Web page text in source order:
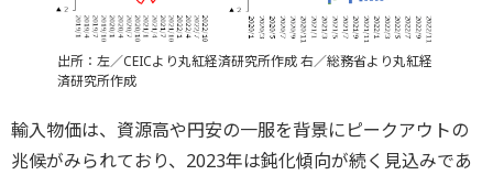
出所：左／CEICより丸紅経済研究所作成 右／総務省より丸紅経
済研究所作成
輸入物価は、資源高や円安の一服を背景にピークアウトの
兆候がみられており、2023年は鈍化傾向が続く見込みであ